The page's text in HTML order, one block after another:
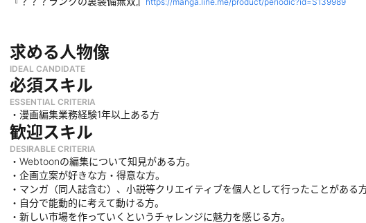
求める人物像
IDEAL CANDIDATE
必須スキル
ESSENTIAL CRITERIA
・漫画編集業務経験1年以上ある方
歓迎スキル
DESIRABLE CRITERIA
・Webtoonの編集について知見がある方。
・企画立案が好きな方・得意な方。
・マンガ（同人誌含む）、小説等クリエイティブを個人として行ったことがある方
・自分で能動的に考えて動ける方。
・新しい市場を作っていくというチャレンジに魅力を感じる方。